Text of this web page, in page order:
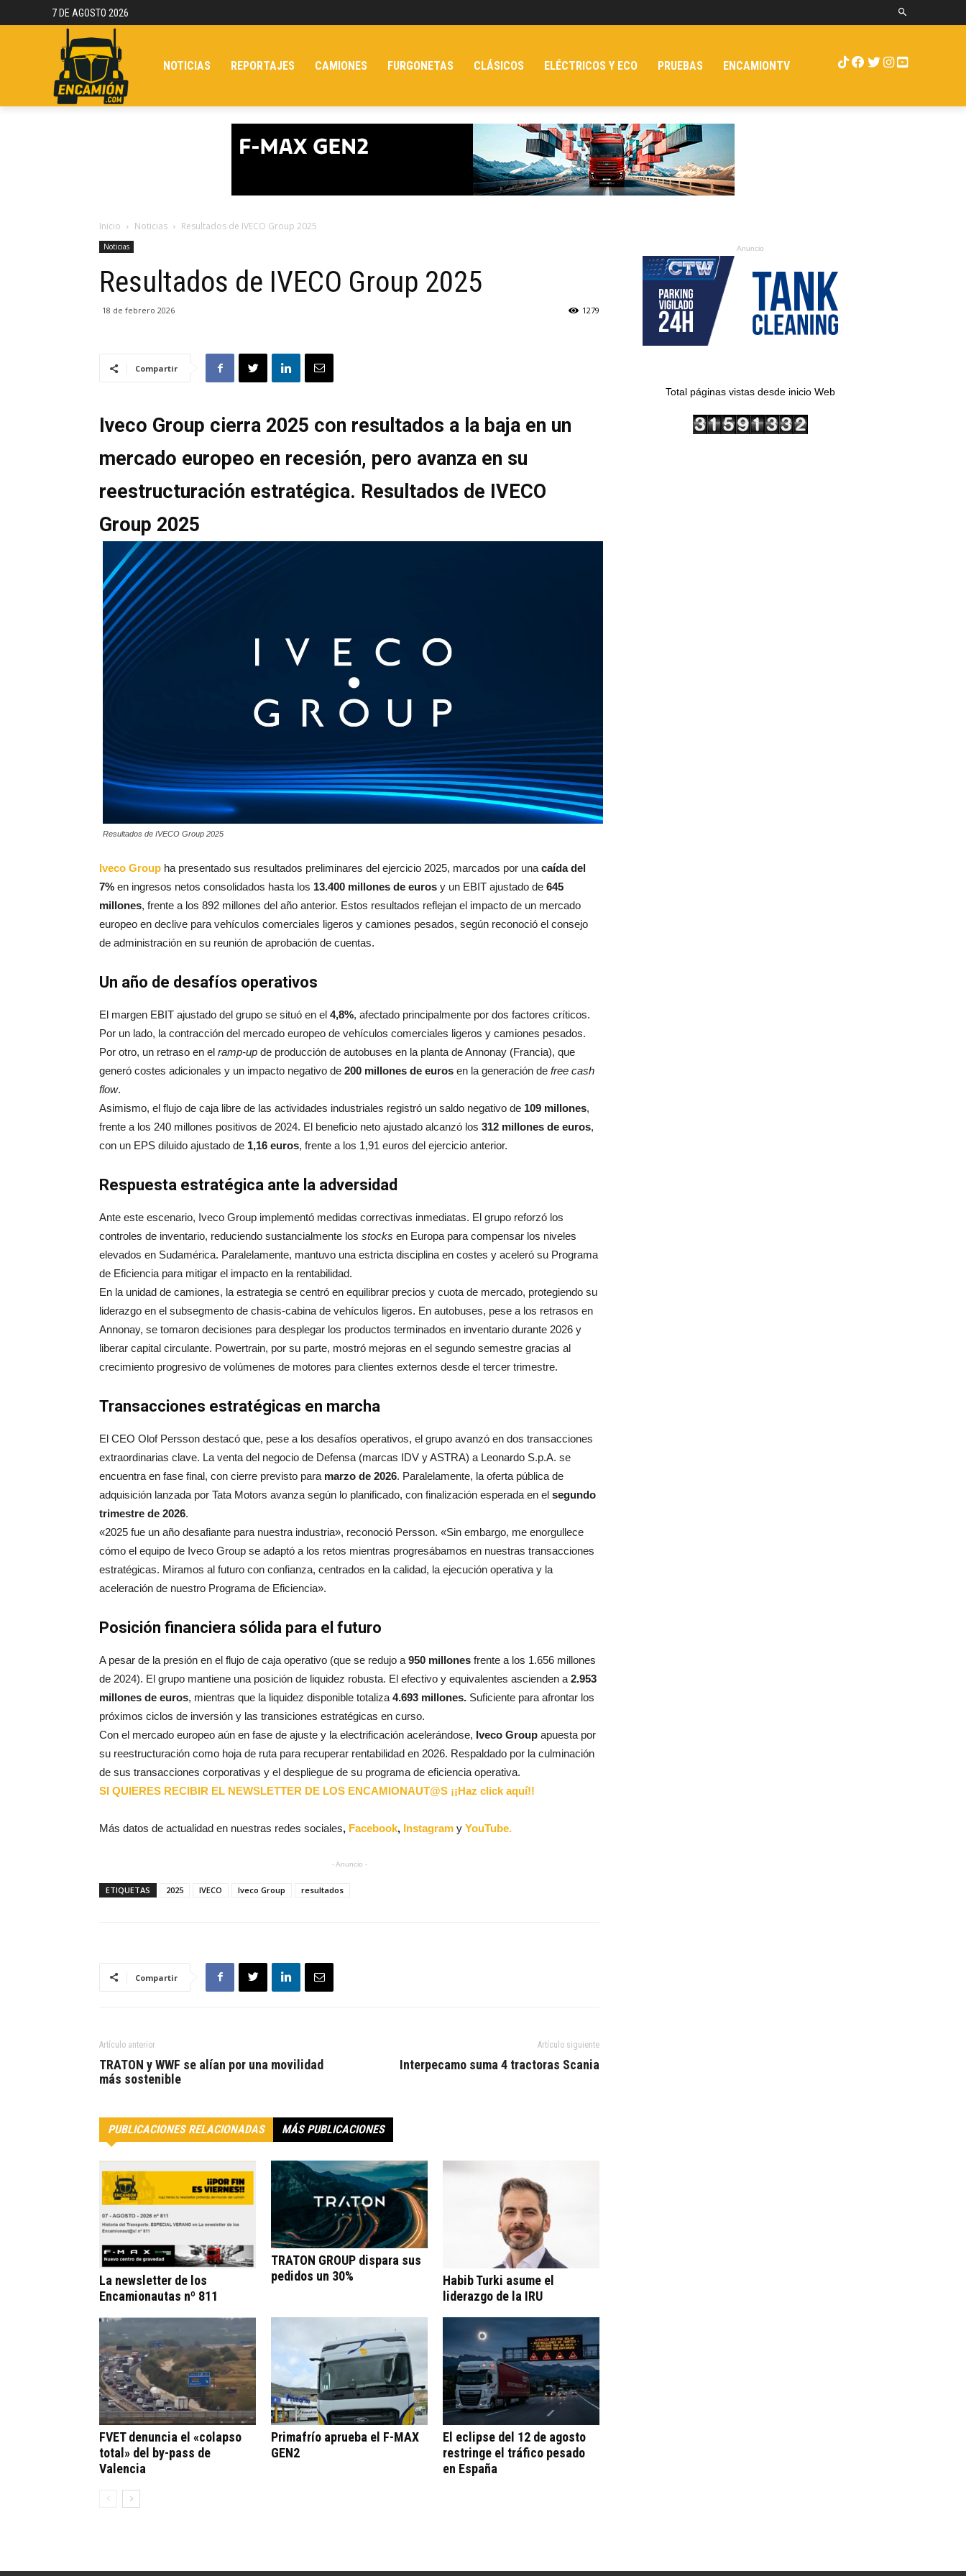
7 DE AGOSTO 2026
NOTICIAS REPORTAJES CAMIONES FURGONETAS CLÁSICOS ELÉCTRICOS Y ECO PRUEBAS ENCAMIONTV
Inicio Noticias Resultados de IVECO Group 2025
Noticias
Resultados de IVECO Group 2025
18 de febrero 2026 1279
Compartir
Iveco Group cierra 2025 con resultados a la baja en un
mercado europeo en recesión, pero avanza en su
reestructuración estratégica. Resultados de IVECO
Group 2025
Resultados de IVECO Group 2025
Iveco Group ha presentado sus resultados preliminares del ejercicio 2025, marcados por una caída del
7% en ingresos netos consolidados hasta los 13.400 millones de euros y un EBIT ajustado de 645
millones, frente a los 892 millones del año anterior. Estos resultados reflejan el impacto de un mercado
europeo en declive para vehículos comerciales ligeros y camiones pesados, según reconoció el consejo
de administración en su reunión de aprobación de cuentas.
Un año de desafíos operativos
El margen EBIT ajustado del grupo se situó en el 4,8%, afectado principalmente por dos factores críticos.
Por un lado, la contracción del mercado europeo de vehículos comerciales ligeros y camiones pesados.
Por otro, un retraso en el ramp-up de producción de autobuses en la planta de Annonay (Francia), que
generó costes adicionales y un impacto negativo de 200 millones de euros en la generación de free cash
flow.
Asimismo, el flujo de caja libre de las actividades industriales registró un saldo negativo de 109 millones,
frente a los 240 millones positivos de 2024. El beneficio neto ajustado alcanzó los 312 millones de euros,
con un EPS diluido ajustado de 1,16 euros, frente a los 1,91 euros del ejercicio anterior.
Respuesta estratégica ante la adversidad
Ante este escenario, Iveco Group implementó medidas correctivas inmediatas. El grupo reforzó los
controles de inventario, reduciendo sustancialmente los stocks en Europa para compensar los niveles
elevados en Sudamérica. Paralelamente, mantuvo una estricta disciplina en costes y aceleró su Programa
de Eficiencia para mitigar el impacto en la rentabilidad.
En la unidad de camiones, la estrategia se centró en equilibrar precios y cuota de mercado, protegiendo su
liderazgo en el subsegmento de chasis-cabina de vehículos ligeros. En autobuses, pese a los retrasos en
Annonay, se tomaron decisiones para desplegar los productos terminados en inventario durante 2026 y
liberar capital circulante. Powertrain, por su parte, mostró mejoras en el segundo semestre gracias al
crecimiento progresivo de volúmenes de motores para clientes externos desde el tercer trimestre.
Transacciones estratégicas en marcha
El CEO Olof Persson destacó que, pese a los desafíos operativos, el grupo avanzó en dos transacciones
extraordinarias clave. La venta del negocio de Defensa (marcas IDV y ASTRA) a Leonardo S.p.A. se
encuentra en fase final, con cierre previsto para marzo de 2026. Paralelamente, la oferta pública de
adquisición lanzada por Tata Motors avanza según lo planificado, con finalización esperada en el segundo
trimestre de 2026.
«2025 fue un año desafiante para nuestra industria», reconoció Persson. «Sin embargo, me enorgullece
cómo el equipo de Iveco Group se adaptó a los retos mientras progresábamos en nuestras transacciones
estratégicas. Miramos al futuro con confianza, centrados en la calidad, la ejecución operativa y la
aceleración de nuestro Programa de Eficiencia».
Posición financiera sólida para el futuro
A pesar de la presión en el flujo de caja operativo (que se redujo a 950 millones frente a los 1.656 millones
de 2024). El grupo mantiene una posición de liquidez robusta. El efectivo y equivalentes ascienden a 2.953
millones de euros, mientras que la liquidez disponible totaliza 4.693 millones. Suficiente para afrontar los
próximos ciclos de inversión y las transiciones estratégicas en curso.
Con el mercado europeo aún en fase de ajuste y la electrificación acelerándose, Iveco Group apuesta por
su reestructuración como hoja de ruta para recuperar rentabilidad en 2026. Respaldado por la culminación
de sus transacciones corporativas y el despliegue de su programa de eficiencia operativa.
SI QUIERES RECIBIR EL NEWSLETTER DE LOS ENCAMIONAUT@S ¡¡Haz click aquí!!
Más datos de actualidad en nuestras redes sociales, Facebook, Instagram y YouTube.
- Anuncio -
ETIQUETAS 2025 IVECO Iveco Group resultados
Compartir
Artículo anterior
TRATON y WWF se alían por una movilidad
más sostenible
Artículo siguiente
Interpecamo suma 4 tractoras Scania
PUBLICACIONES RELACIONADAS MÁS PUBLICACIONES
La newsletter de los
Encamionautas nº 811
TRATON GROUP dispara sus
pedidos un 30%
Habib Turki asume el
liderazgo de la IRU
FVET denuncia el «colapso
total» del by-pass de
Valencia
Primafrío aprueba el F-MAX
GEN2
El eclipse del 12 de agosto
restringe el tráfico pesado
en España
Anuncio
Total páginas vistas desde inicio Web